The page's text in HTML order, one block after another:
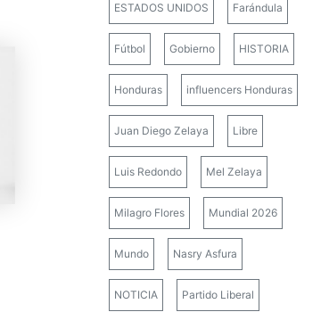
ESTADOS UNIDOS Farándula
Fútbol Gobierno HISTORIA
Honduras influencers Honduras
Juan Diego Zelaya Libre
Luis Redondo Mel Zelaya
Milagro Flores Mundial 2026
Mundo Nasry Asfura
NOTICIA Partido Liberal